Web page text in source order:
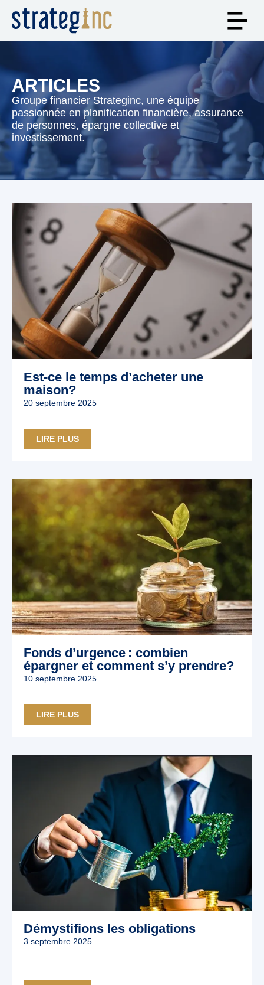
ARTICLES
Groupe financier Strateginc, une équipe
passionnée en planification financière, assurance
de personnes, épargne collective et
investissement.
Est-ce le temps d’acheter une
maison?
20 septembre 2025
LIRE PLUS
Fonds d’urgence : combien
épargner et comment s’y prendre?
10 septembre 2025
LIRE PLUS
Démystifions les obligations
3 septembre 2025